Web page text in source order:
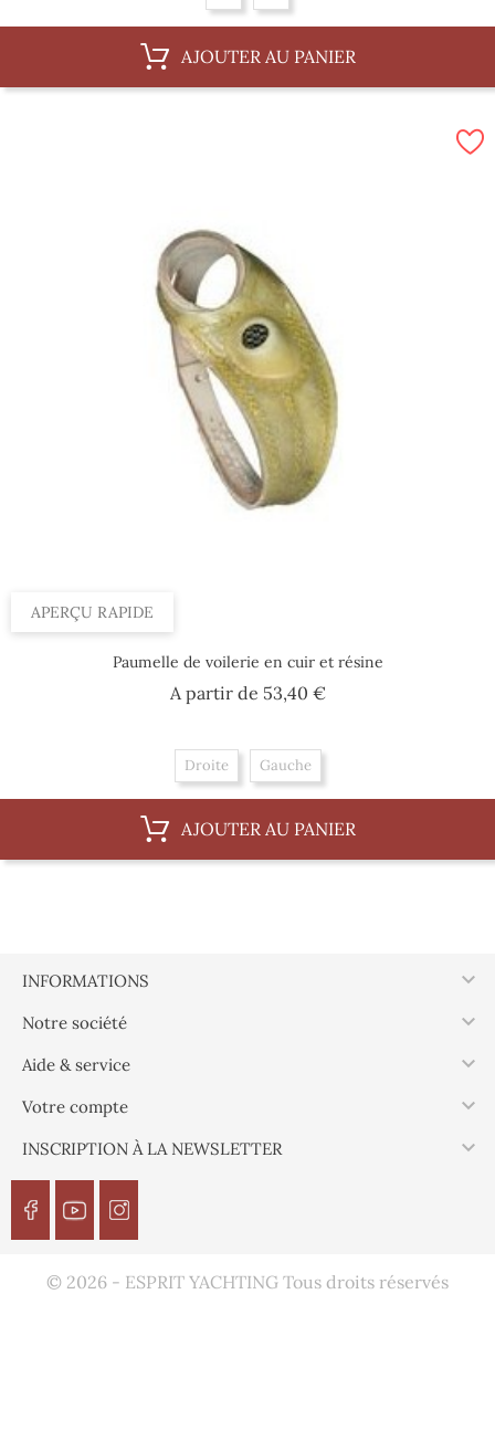
AJOUTER AU PANIER
APERÇU RAPIDE
Paumelle de voilerie en cuir et résine
A partir de 53,40 €Prix
Droite Gauche
AJOUTER AU PANIER
INFORMATIONS 
Notre société 
Aide & service 
Votre compte 
INSCRIPTION À LA NEWSLETTER 
© 2026 - ESPRIT YACHTING Tous droits réservés